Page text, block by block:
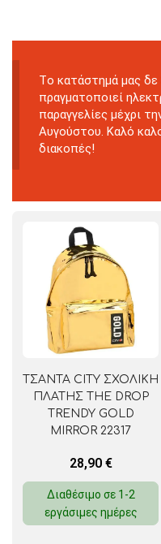
Tο κατάστημά μας δε
πραγματοποιεί
παραγγελίες μέχρι
Αυγούστου. Καλό
διακοπές!
ΤΣΑΝΤΑ CITY ΣΧΟΛΙΚΗ
ΠΛΑΤΗΣ THE DROP
TRENDY GOLD
MIRROR 22317
28,90 €
Διαθέσιμο σε 1-2
εργάσιμες ημέρες